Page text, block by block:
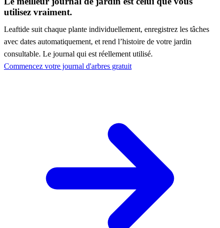
utilisez vraiment.
Leaftide suit chaque plante individuellement, enregistrez les tâches
avec dates automatiquement, et rend l’histoire de votre jardin
consultable. Le journal qui est réellement utilisé.
Commencez votre journal d'arbres gratuit